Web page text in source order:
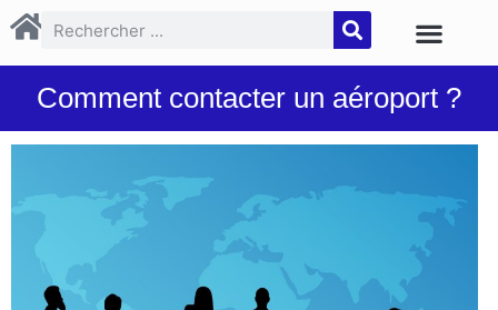
Comment contacter un aéroport ?